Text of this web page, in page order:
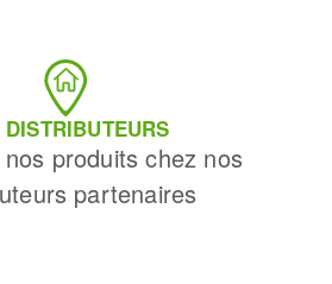
DISTRIBUTEURS
produits chez nos
partenaires